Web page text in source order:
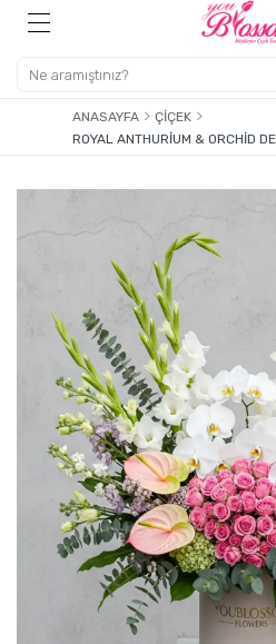
ANASAYFA
ÇIÇEK
ROYAL ANTHURIUM & ORCHID